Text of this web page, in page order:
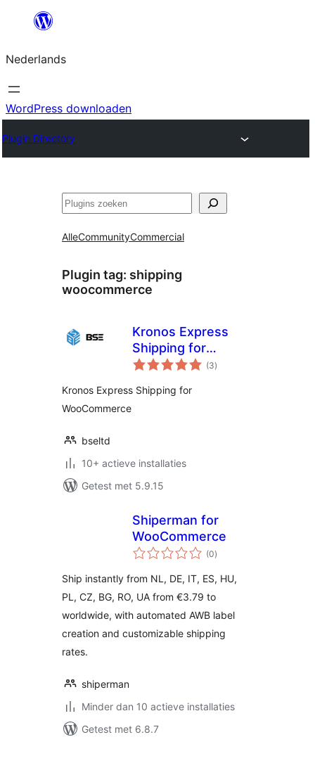
de
inhoud
Nederlands
WordPress downloaden
Plugin Directory
Zoeken
AlleCommunityCommercial
Plugin tag: shipping
woocommerce
Kronos Express
Shipping for
WooCommerce
(3totaal
waarderingen
)
Kronos Express Shipping for
WooCommerce
bseltd
10+ actieve installaties
Getest met 5.9.15
Shiperman for
WooCommerce
(0totaal
waarderingen
)
Ship instantly from NL, DE, IT, ES, HU,
PL, CZ, BG, RO, UA from €3.79 to
worldwide, with automated AWB label
creation and customizable shipping
rates.
shiperman
Minder dan 10 actieve installaties
Getest met 6.8.7